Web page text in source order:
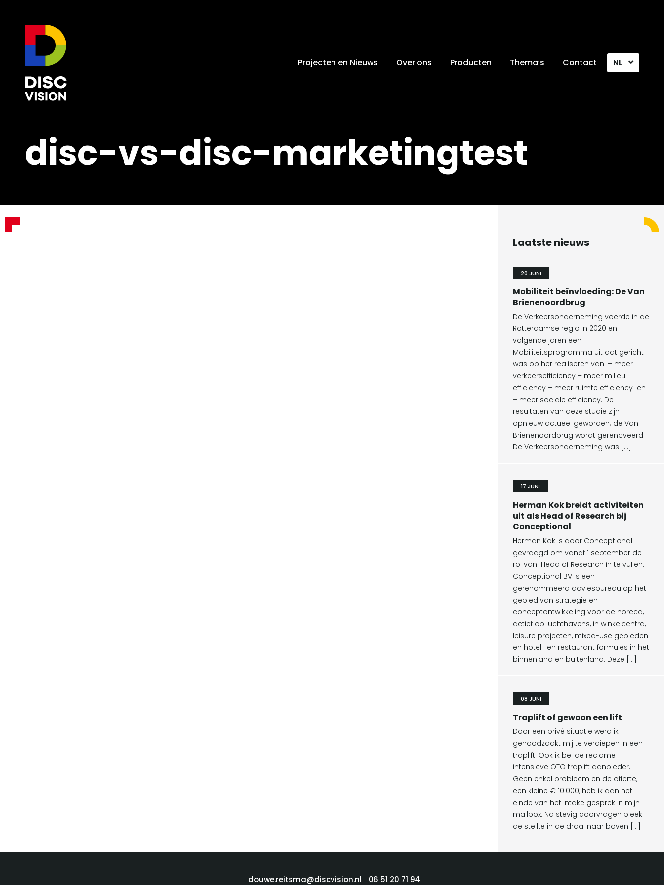
Projecten en Nieuws Over ons Producten Thema’s Contact NL
disc-vs-disc-marketingtest
Laatste nieuws
20 JUNI
Mobiliteit beïnvloeding: De Van
Brienenoordbrug
De Verkeersonderneming voerde in de
Rotterdamse regio in 2020 en
volgende jaren een
Mobiliteitsprogramma uit dat gericht
was op het realiseren van: – meer
verkeersefficiency – meer milieu
efficiency – meer ruimte efficiency en
– meer sociale efficiency. De
resultaten van deze studie zijn
opnieuw actueel geworden; de Van
Brienenoordbrug wordt gerenoveerd.
De Verkeersonderneming was […]
17 JUNI
Herman Kok breidt activiteiten
uit als Head of Research bij
Conceptional
Herman Kok is door Conceptional
gevraagd om vanaf 1 september de
rol van Head of Research in te vullen.
Conceptional BV is een
gerenommeerd adviesbureau op het
gebied van strategie en
conceptontwikkeling voor de horeca,
actief op luchthavens, in winkelcentra,
leisure projecten, mixed-use gebieden
en hotel- en restaurant formules in het
binnenland en buitenland. Deze […]
08 JUNI
Traplift of gewoon een lift
Door een privé situatie werd ik
genoodzaakt mij te verdiepen in een
traplift. Ook ik bel de reclame
intensieve OTO traplift aanbieder.
Geen enkel probleem en de offerte,
een kleine € 10.000, heb ik aan het
einde van het intake gesprek in mijn
mailbox. Na stevig doorvragen bleek
de steilte in de draai naar boven […]
douwe.reitsma@discvision.nl 06 51 20 71 94